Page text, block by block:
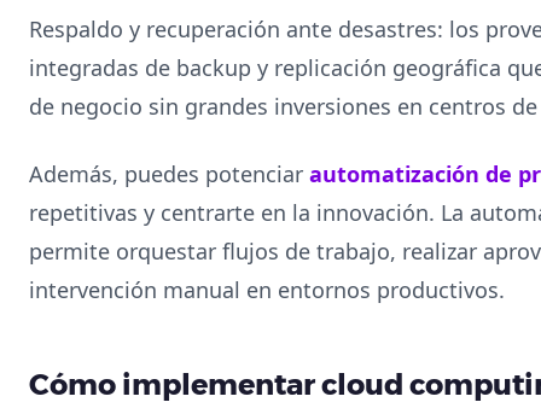
Respaldo y recuperación ante desastres: los
integradas de backup y replicación geográfica
de negocio sin grandes inversiones en centros
Además, puedes potenciar automatización de
repetitivas y centrarte en la innovación. La
permite orquestar flujos de trabajo, realizar
intervención manual en entornos productivos.
Cómo implementar cloud